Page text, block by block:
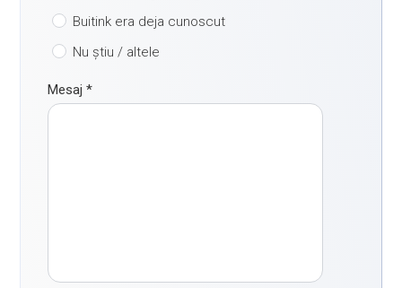
Buitink era deja cunoscut
Nu știu / altele
Mesaj*